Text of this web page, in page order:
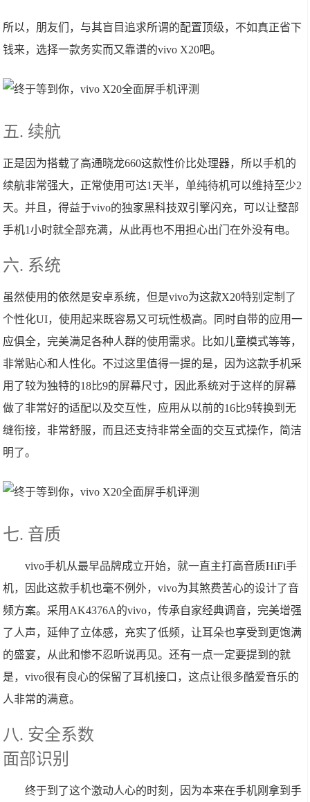
所以，朋友们，与其盲目追求所谓的配置顶级，不如真正省下
钱来，选择一款务实而又靠谱的vivo X20吧。
五. 续航
正是因为搭载了高通晓龙660这款性价比处理器，所以手机的
续航非常强大，正常使用可达1天半，单纯待机可以维持至少2
天。并且，得益于vivo的独家黑科技双引擎闪充，可以让整部
手机1小时就全部充满，从此再也不用担心出门在外没有电。
六. 系统
虽然使用的依然是安卓系统，但是vivo为这款X20特别定制了
个性化UI，使用起来既容易又可玩性极高。同时自带的应用一
应俱全，完美满足各种人群的使用需求。比如儿童模式等等，
非常贴心和人性化。不过这里值得一提的是，因为这款手机采
用了较为独特的18比9的屏幕尺寸，因此系统对于这样的屏幕
做了非常好的适配以及交互性，应用从以前的16比9转换到无
缝衔接，非常舒服，而且还支持非常全面的交互式操作，简洁
明了。
七. 音质
vivo手机从最早品牌成立开始，就一直主打高音质HiFi手
机，因此这款手机也毫不例外，vivo为其煞费苦心的设计了音
频方案。采用AK4376A的vivo，传承自家经典调音，完美增强
了人声，延伸了立体感，充实了低频，让耳朵也享受到更饱满
的盛宴，从此和惨不忍听说再见。还有一点一定要提到的就
是，vivo很有良心的保留了耳机接口，这点让很多酷爱音乐的
人非常的满意。
八. 安全系数
面部识别
终于到了这个激动人心的时刻，因为本来在手机刚拿到手